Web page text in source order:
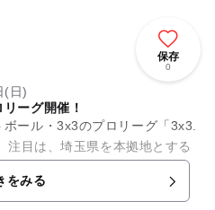
保存
0
(日)
ーグ開催！
ール・3x3のプロリーグ「3x3.
注目は、埼玉県を本拠地とする
ド感あふれるプレーと迫力満
をみる